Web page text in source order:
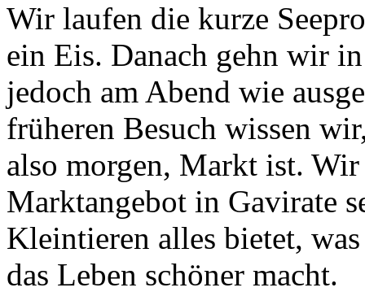
Wir laufen die kurze
ein Eis. Danach gehn wir
jedoch am Abend wie
früheren Besuch wissen
also morgen, Markt ist. Wir
Marktangebot in Gavirate
Kleintieren alles bietet,
das Leben schöner macht.